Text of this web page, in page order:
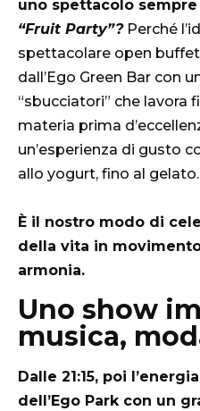
uno spettacolo
“Fruit Party”?Perché
spettacolare open
dall’Ego Green Bar con
“sbucciatori” che lavora
materia prima
un’esperienza di gusto
allo yogurt, fino al gelato.
È il nostro modo di
della vita in
armonia.
Uno show
musica,
Dalle 21:15, poi
dell’Ego Park con un